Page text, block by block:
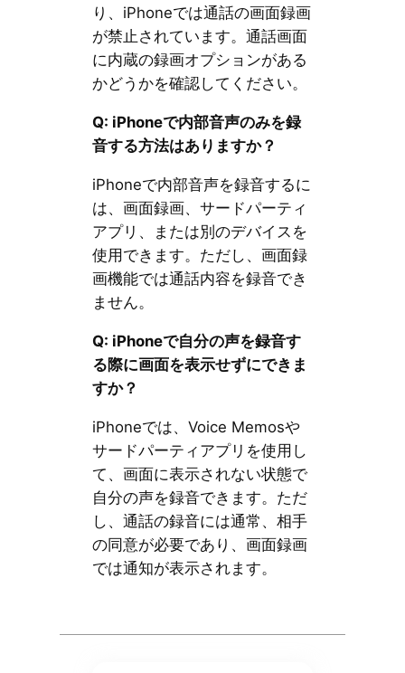
り、iPhoneでは通話の画面録画
が禁止されています。通話画面
に内蔵の録画オプションがある
かどうかを確認してください。
Q: iPhoneで内部音声のみを録
音する方法はありますか？
iPhoneで内部音声を録音するに
は、画面録画、サードパーティ
アプリ、または別のデバイスを
使用できます。ただし、画面録
画機能では通話内容を録音でき
ません。
Q: iPhoneで自分の声を録音す
る際に画面を表示せずにできま
すか？
iPhoneでは、Voice Memosや
サードパーティアプリを使用し
て、画面に表示されない状態で
自分の声を録音できます。ただ
し、通話の録音には通常、相手
の同意が必要であり、画面録画
では通知が表示されます。